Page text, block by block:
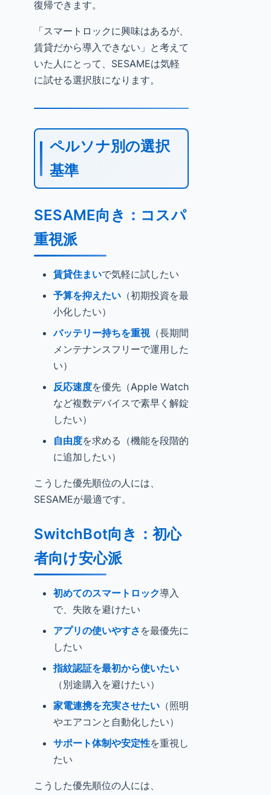
復帰できます。
「スマートロックに興味はあるが、
賃貸だから導入できない」と考えて
いた人にとって、SESAMEは気軽
に試せる選択肢になります。
ペルソナ別の選択
基準
SESAME向き：コスパ
重視派
賃貸住まいで気軽に試したい
予算を抑えたい （初期投資を最
小化したい）
バッテリー持ちを重視（長期間
メンテナンスフリーで運用した
い）
反応速度を優先（Apple Watch
など複数デバイスで素早く解錠
したい）
自由度を求める（機能を段階的
に追加したい）
こうした優先順位の人には、
SESAMEが最適です。
SwitchBot向き：初心
者向け安心派
初めてのスマートロック導入
で、失敗を避けたい
アプリの使いやすさ を最優先に
したい
指紋認証を最初から使いたい
（別途購入を避けたい）
家電連携を充実させたい （照明
やエアコンと自動化したい）
サポート体制や安定性を重視し
たい
こうした優先順位の人には、